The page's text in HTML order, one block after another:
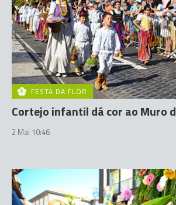
FESTA DA FLOR
Cortejo infantil dá cor ao Muro
2 Mai 10:46